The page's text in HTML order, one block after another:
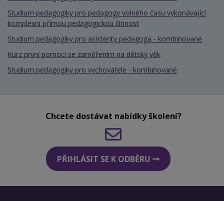
Studium pedagogiky pro pedagogy volného času vykonávající
komplexní přímou pedagogickou činnost
Studium pedagogiky pro asistenty pedagoga - kombinované
Kurz první pomoci se zaměřením na dětský věk
Studium pedagogiky pro vychovatele - kombinované
Chcete dostávat nabídky školení?
PŘIHLÁSIT SE K ODBĚRU